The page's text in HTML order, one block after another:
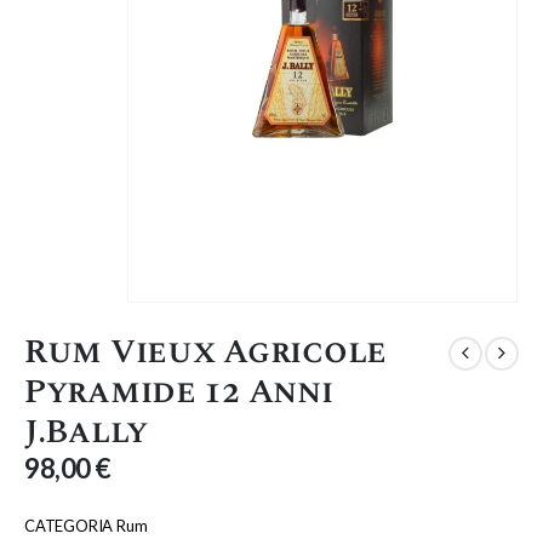
Rum Vieux Agricole
Pyramide 12 Anni
J.Bally
98,00€
CATEGORIA Rum